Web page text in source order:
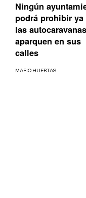
Ningún
podrá prohibir ya
las autocaravanas
aparquen en sus
calles
MARIO HUERTAS